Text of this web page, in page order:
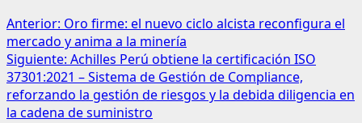
Anterior: Oro firme: el nuevo ciclo alcista reconfigura el
mercado y anima a la minería
Siguiente: Achilles Perú obtiene la certificación ISO
37301:2021 – Sistema de Gestión de Compliance,
reforzando la gestión de riesgos y la debida diligencia en
la cadena de suministro